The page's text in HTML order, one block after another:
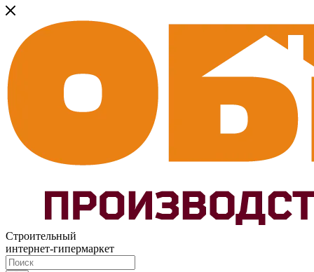
Строительный
интернет-гипермаркет